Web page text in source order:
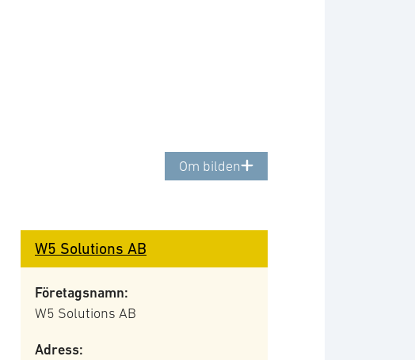
Om bilden
W5 Solutions AB
Företagsnamn:
W5 Solutions AB
Adress: